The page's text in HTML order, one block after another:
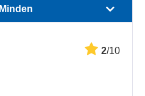
Minden
2/10